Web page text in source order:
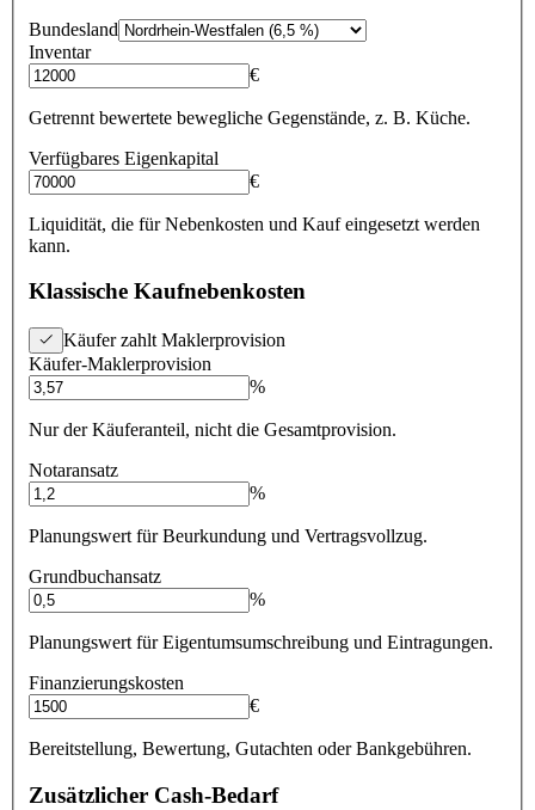
Bundesland
Inventar
€
Getrennt bewertete bewegliche Gegenstände, z. B. Küche.
Verfügbares Eigenkapital
€
Liquidität, die für Nebenkosten und Kauf eingesetzt werden
kann.
Klassische Kaufnebenkosten
Käufer zahlt Maklerprovision
Käufer-Maklerprovision
%
Nur der Käuferanteil, nicht die Gesamtprovision.
Notaransatz
%
Planungswert für Beurkundung und Vertragsvollzug.
Grundbuchansatz
%
Planungswert für Eigentumsumschreibung und Eintragungen.
Finanzierungskosten
€
Bereitstellung, Bewertung, Gutachten oder Bankgebühren.
Zusätzlicher Cash-Bedarf